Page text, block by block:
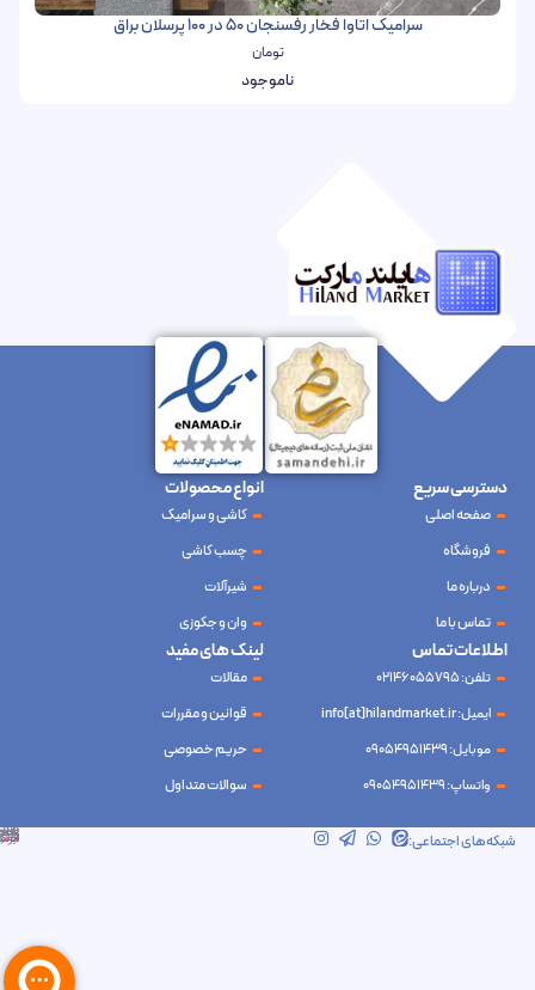
سرامیک اتاوا فخار رفسنجان 50 در 100 پرسلان براق
تومان
ناموجود
شبکه‌های اجتماعی: شرکت آینده نوین سام آسیا – طراحی و سئو
ابرسرور
دسترسی سریع
صفحه اصلی
فروشگاه
درباره ما
تماس با ما
انواع محصولات
کاشی و سرامیک
چسب کاشی
شیرآلات
وان و جکوزی
لینک های مفید
مقالات
قوانین و مقررات
حریم خصوصی
سوالات متداول
اطلاعات تماس
تلفن: 02146055795
ایمیل: info[at]hilandmarket.ir
موبایل: 09054951439
واتساپ: 09054951439